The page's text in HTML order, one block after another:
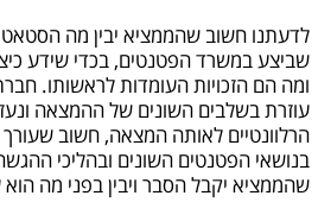
לדעתנו חשוב שהממציא יבין מה
שביצע במשרד הפטנטים, בכדי שידע
ומה הם הזכויות העומדות לראשותו.
עוזרת בשלבים השונים של ההמצאה
הרלוונטיים לאותה המצאה, חשוב שעורך
בנושאי הפטנטים השונים ובהליכי
שהממציא יקבל הסבר ויבין בפני מה